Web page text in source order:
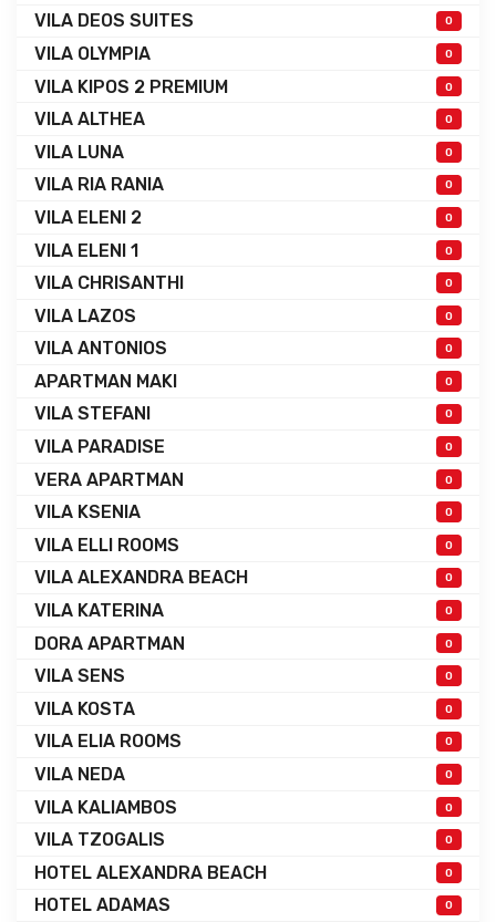
VILA DEOS SUITES 0
VILA OLYMPIA 0
VILA KIPOS 2 PREMIUM 0
VILA ALTHEA 0
VILA LUNA 0
VILA RIA RANIA 0
VILA ELENI 2 0
VILA ELENI 1 0
VILA CHRISANTHI 0
VILA LAZOS 0
VILA ANTONIOS 0
APARTMAN MAKI 0
VILA STEFANI 0
VILA PARADISE 0
VERA APARTMAN 0
VILA KSENIA 0
VILA ELLI ROOMS 0
VILA ALEXANDRA BEACH 0
VILA KATERINA 0
DORA APARTMAN 0
VILA SENS 0
VILA KOSTA 0
VILA ELIA ROOMS 0
VILA NEDA 0
VILA KALIAMBOS 0
VILA TZOGALIS 0
HOTEL ALEXANDRA BEACH 0
HOTEL ADAMAS 0